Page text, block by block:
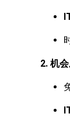
2. 机